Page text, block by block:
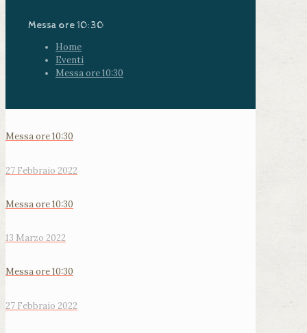
Messa ore 10:30
Home
Eventi
Messa ore 10:30
Messa ore 10:30
27 Febbraio 2022
Messa ore 10:30
13 Marzo 2022
Messa ore 10:30
27 Febbraio 2022